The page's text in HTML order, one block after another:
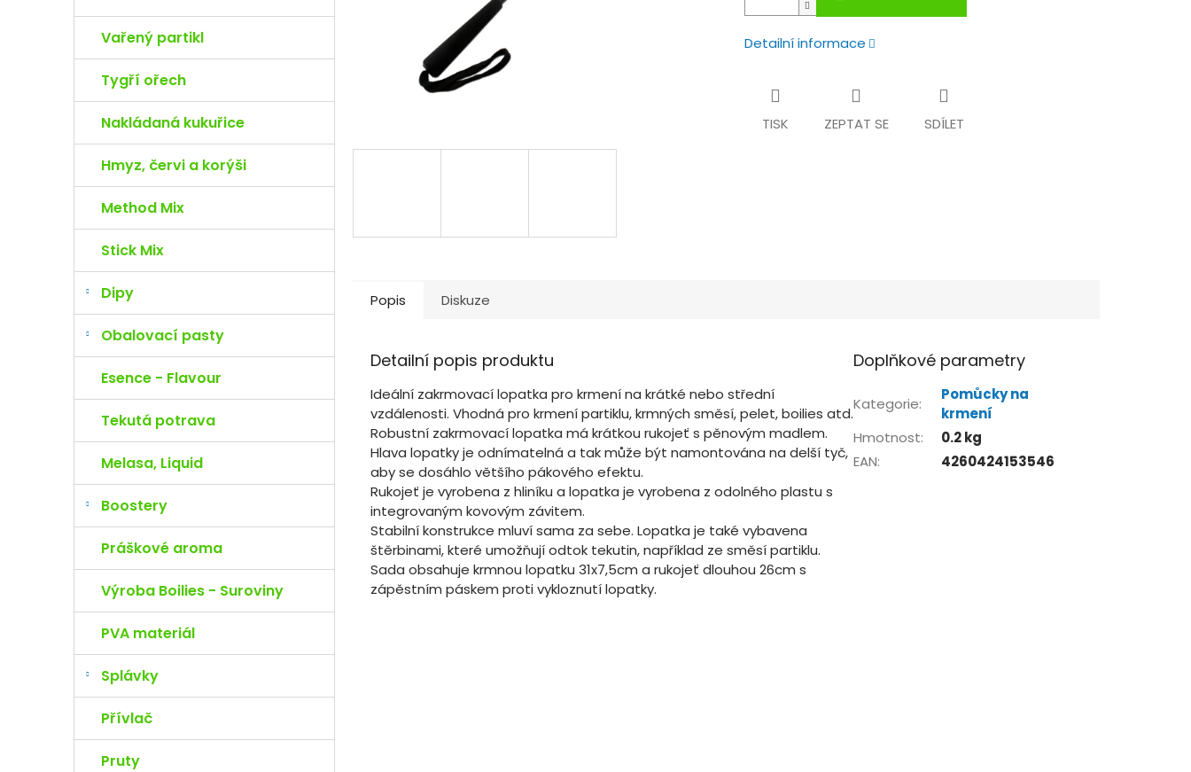
l
Vařený partikl
Tygří ořech
Nakládaná kukuřice
Hmyz, červi a korýši
Method Mix
Stick Mix
Dipy
Obalovací pasty
Esence - Flavour
Tekutá potrava
Melasa, Liquid
Boostery
Práškové aroma
Výroba Boilies - Suroviny
PVA materiál
Splávky
Přívlač
Pruty
Detailní informace
TISK ZEPTAT SE SDÍLET
Popis Diskuze
Detailní popis produktu
Ideální zakrmovací lopatka pro krmení na krátké nebo střední
vzdálenosti. Vhodná pro krmení partiklu, krmných směsí, pelet, boilies atd.
Robustní zakrmovací lopatka má krátkou rukojeť s pěnovým madlem.
Hlava lopatky je odnímatelná a tak může být namontována na delší tyč,
aby se dosáhlo většího pákového efektu.
Rukojeť je vyrobena z hliníku a lopatka je vyrobena z odolného plastu s
integrovaným kovovým závitem.
Stabilní konstrukce mluví sama za sebe. Lopatka je také vybavena
štěrbinami, které umožňují odtok tekutin, například ze směsí partiklu.
Sada obsahuje krmnou lopatku 31x7,5cm a rukojeť dlouhou 26cm s
zápěstním páskem proti vykloznutí lopatky.
Doplňkové parametry
Kategorie:
Pomůcky na
krmení
Hmotnost:
0.2 kg
EAN: 4260424153546